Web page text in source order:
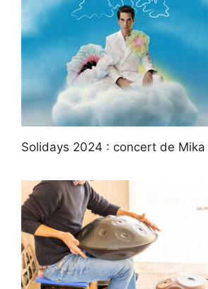
Solidays 2024 : concert de Mika